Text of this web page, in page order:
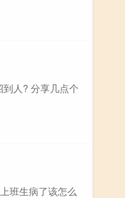
人? 分享几点个
班生病了该怎么